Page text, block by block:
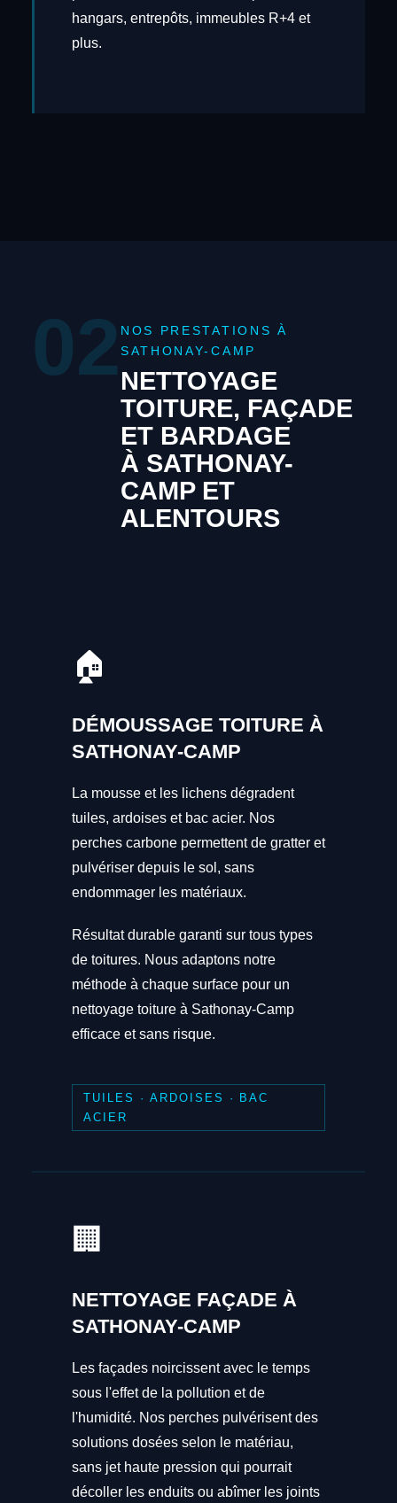
hangars, entrepôts, immeubles R+4 et
plus.
02 NOS PRESTATIONS À
SATHONAY-CAMP
NETTOYAGE
TOITURE, FAÇADE
ET BARDAGE
À SATHONAY-
CAMP ET
ALENTOURS
🏠
DÉMOUSSAGE TOITURE À
SATHONAY-CAMP
La mousse et les lichens dégradent
tuiles, ardoises et bac acier. Nos
perches carbone permettent de gratter et
pulvériser depuis le sol, sans
endommager les matériaux.
Résultat durable garanti sur tous types
de toitures. Nous adaptons notre
méthode à chaque surface pour un
nettoyage toiture à Sathonay-Camp
efficace et sans risque.
TUILES · ARDOISES · BAC
ACIER
🏢
NETTOYAGE FAÇADE À
SATHONAY-CAMP
Les façades noircissent avec le temps
sous l'effet de la pollution et de
l'humidité. Nos perches pulvérisent des
solutions dosées selon le matériau,
sans jet haute pression qui pourrait
décoller les enduits ou abîmer les joints